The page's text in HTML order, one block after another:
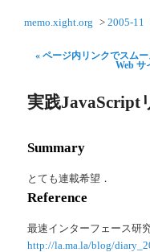
memo.xight.org 2005-11
« ページ内リンクでスム
Web サ
実践JavaScript
Summary
とても連載希望．
Reference
最速インターフェース研
http://la.ma.la/blog/